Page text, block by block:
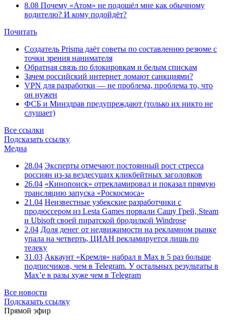
8.08 Почему «Атом» не подошёл мне как обычному
водителю? И кому подойдёт?
Почитать
Создатель Prisma даёт советы по составлению резюме с
точки зрения нанимателя
Обратная связь по блокировкам и белым спискам
Зачем российский интернет ломают санкциями?
VPN для разработки — не проблема, проблема то, что
он нужен
ФСБ и Минздрав предупреждают (только их никто не
слушает)
Все ссылки
Подсказать ссылку
Медиа
28.04 Эксперты отмечают постоянный рост стресса
россиян из-за вездесущих кликбейтных заголовков
26.04 «Кинопоиск» отрекламировал и показал прямую
трансляцию запуска «Роскосмоса»
21.04 Неизвестные узбекские разработчики с
продюссером из Lesta Games порвали Сашу Грей, Steam
и Ubisoft своей пиратской бродилкой Windrose
2.04 Доля денег от недвижимости на рекламном рынке
упала на четверть, ЦИАН рекламируется лишь по
телеку
31.03 Аккаунт «Кремля» набрал в Max в 5 раз больше
подписчиков, чем в Telegram. У остальных результаты в
Max’е в разы хуже чем в Telegram
Все новости
Подсказать ссылку
Прямой эфир